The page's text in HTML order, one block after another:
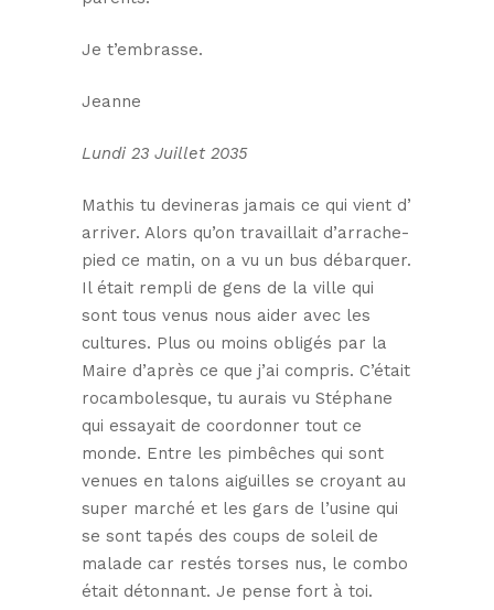
Je t’embrasse.
Jeanne
Lundi 23 Juillet 2035
Mathis tu devineras jamais ce qui vient d’
arriver. Alors qu’on travaillait d’arrache-
pied ce matin, on a vu un bus débarquer.
Il était rempli de gens de la ville qui
sont tous venus nous aider avec les
cultures. Plus ou moins obligés par la
Maire d’après ce que j’ai compris. C’était
rocambolesque, tu aurais vu Stéphane
qui essayait de coordonner tout ce
monde. Entre les pimbêches qui sont
venues en talons aiguilles se croyant au
super marché et les gars de l’usine qui
se sont tapés des coups de soleil de
malade car restés torses nus, le combo
était détonnant. Je pense fort à toi.